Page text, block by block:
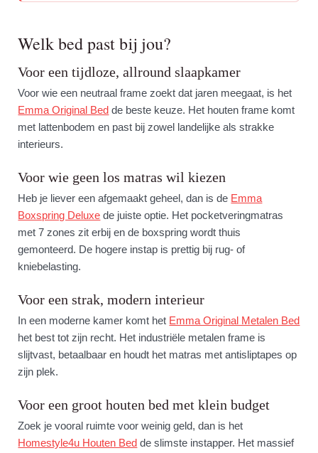
Welk bed past bij jou?
Voor een tijdloze, allround slaapkamer
Voor wie een neutraal frame zoekt dat jaren meegaat, is het
Emma Original Bed de beste keuze. Het houten frame komt
met lattenbodem en past bij zowel landelijke als strakke
interieurs.
Voor wie geen los matras wil kiezen
Heb je liever een afgemaakt geheel, dan is de Emma
Boxspring Deluxe de juiste optie. Het pocketveringmatras
met 7 zones zit erbij en de boxspring wordt thuis
gemonteerd. De hogere instap is prettig bij rug- of
kniebelasting.
Voor een strak, modern interieur
In een moderne kamer komt het Emma Original Metalen Bed
het best tot zijn recht. Het industriële metalen frame is
slijtvast, betaalbaar en houdt het matras met antisliptapes op
zijn plek.
Voor een groot houten bed met klein budget
Zoek je vooral ruimte voor weinig geld, dan is het
Homestyle4u Houten Bed de slimste instapper. Het massief